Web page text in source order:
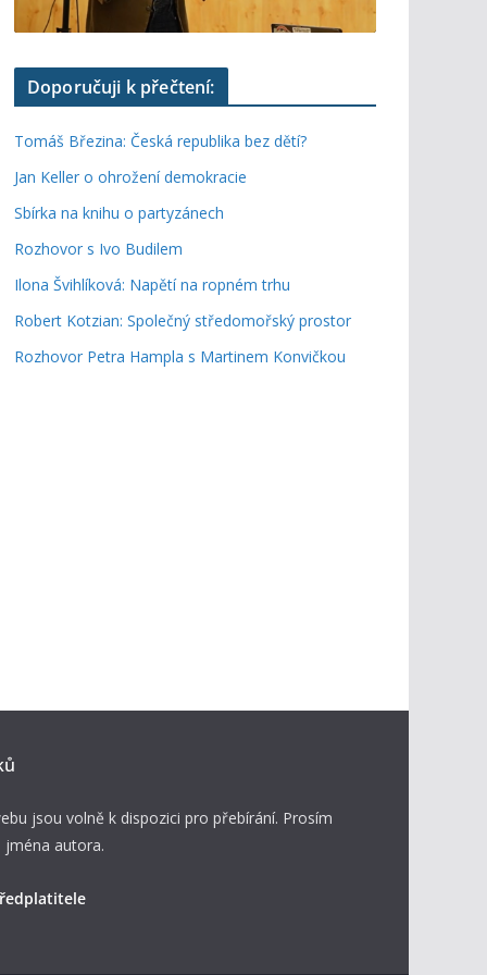
Doporučuji k přečtení:
Tomáš Březina: Česká republika bez dětí?
Jan Keller o ohrožení demokracie
Sbírka na knihu o partyzánech
Rozhovor s Ivo Budilem
Ilona Švihlíková: Napětí na ropném trhu
Robert Kotzian: Společný středomořský prostor
Rozhovor Petra Hampla s Martinem Konvičkou
jsou volně k dispozici pro přebírání. Prosím
autora.